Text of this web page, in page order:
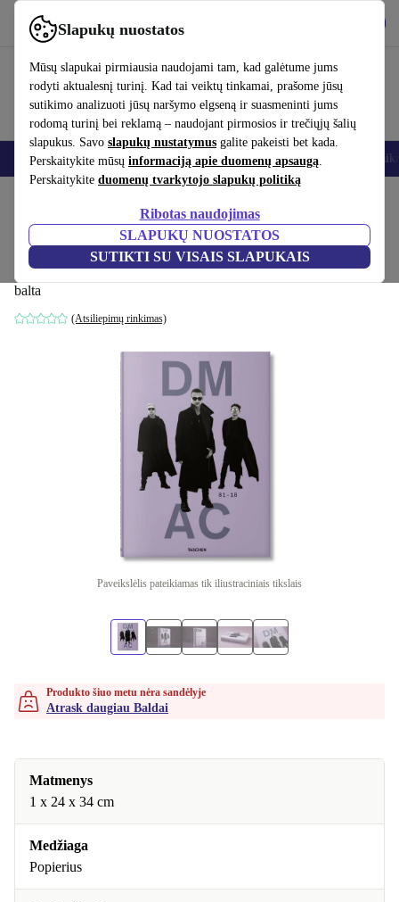
Slapukų nuostatos
Mūsų slapukai pirmiausia naudojami tam, kad galėtume jums
rodyti aktualesnį turinį. Kad tai veiktų tinkamai, prašome jūsų
sutikimo analizuoti jūsų naršymo elgseną ir suasmeninti jums
rodomą turinį bei reklamą – naudojant pirmosios ir trečiųjų šalių
slapukus. Savo slapukų nustatymus galite pakeisti bet kada.
Perskaitykite mūsų informaciją apie duomenų apsaugą.
Perskaitykite duomenų tvarkytojo slapukų politiką
Ribotas naudojimas
SLAPUKŲ NUOSTATOS
SUTIKTI SU VISAIS SLAPUKAIS
Naudok refurbed greitai ir paprastai
Išmanieji telefonai Nešiojamieji kompiuteriai Planšetės Išmanieji
Depeche Mode by Anton Corbijn
Daugiakalbis
balta
(Atsiliepimų rinkimas)
Paveikslėlis pateikiamas tik iliustraciniais tikslais
Produkto šiuo metu nėra sandėlyje
Atrask daugiau Baldai
Matmenys
1 x 24 x 34 cm
Medžiaga
Popierius